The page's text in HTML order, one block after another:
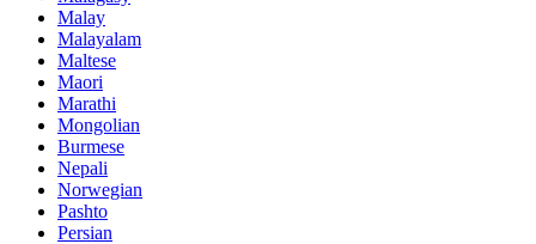
Malay
Malayalam
Maltese
Maori
Marathi
Mongolian
Burmese
Nepali
Norwegian
Pashto
Persian